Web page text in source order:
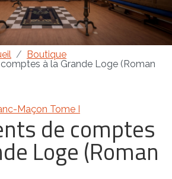
Boutique
à la Grande Loge (Roman
Maçon Tome I
de comptes
Loge (Roman